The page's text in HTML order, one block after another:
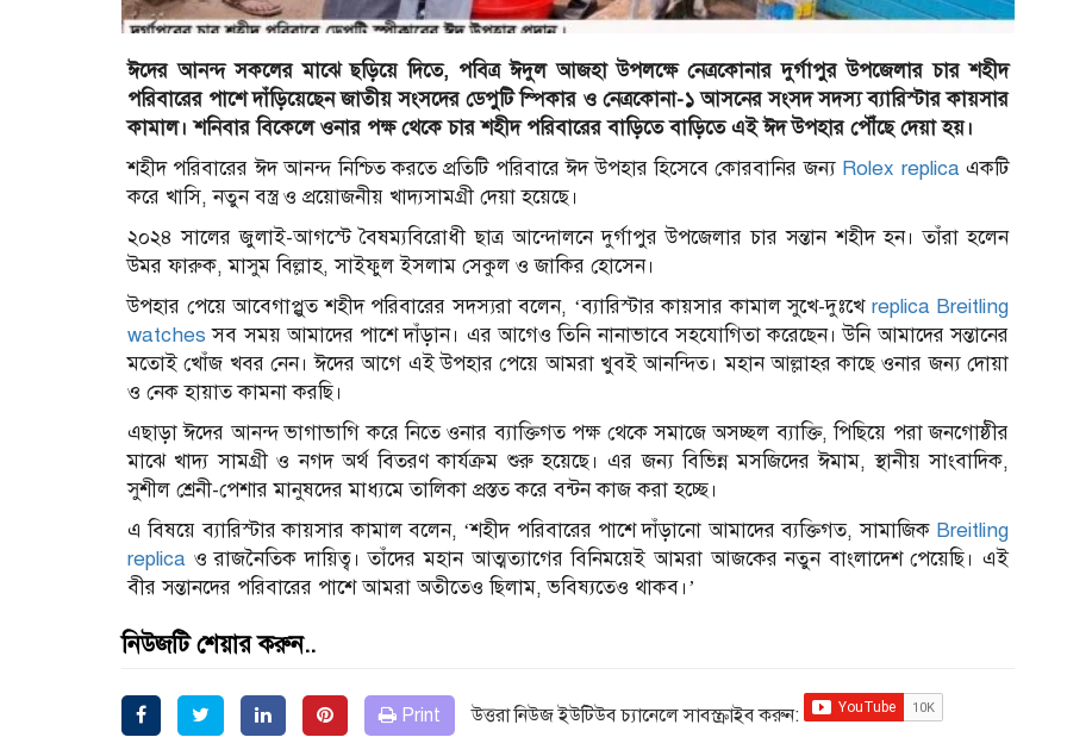
ঈদের আনন্দ সকলের মাঝে ছড়িয়ে দিতে, পবিত্র ঈদুল আজহা উপলক্ষে নেত্রকোনার দুর্গাপুর উপজেলার চার শহীদ
পরিবারের পাশে দাঁড়িয়েছেন জাতীয় সংসদের ডেপুটি স্পিকার ও নেত্রকোনা-১ আসনের সংসদ সদস্য ব্যারিস্টার কায়সার
কামাল। শনিবার বিকেলে ওনার পক্ষ থেকে চার শহীদ পরিবারের বাড়িতে বাড়িতে এই ঈদ উপহার পৌঁছে দেয়া হয়।
শহীদ পরিবারের ঈদ আনন্দ নিশ্চিত করতে প্রতিটি পরিবারে ঈদ উপহার হিসেবে কোরবানির জন্য Rolex replicaএকটি
করে খাসি, নতুন বস্ত্র ও প্রয়োজনীয় খাদ্যসামগ্রী দেয়া হয়েছে।
২০২৪ সালের জুলাই-আগস্টে বৈষম্যবিরোধী ছাত্র আন্দোলনে দুর্গাপুর উপজেলার চার সন্তান শহীদ হন। তাঁরা হলেন
উমর ফারুক, মাসুম বিল্লাহ, সাইফুল ইসলাম সেকুল ও জাকির হোসেন।
উপহার পেয়ে আবেগাপ্লুত শহীদ পরিবারের সদস্যরা বলেন, ‘ব্যারিস্টার কায়সার কামাল সুখে-দুঃখে replica Breitling
watches সব সময় আমাদের পাশে দাঁড়ান। এর আগেও তিনি নানাভাবে সহযোগিতা করেছেন। উনি আমাদের সন্তানের
মতোই খোঁজ খবর নেন। ঈদের আগে এই উপহার পেয়ে আমরা খুবই আনন্দিত। মহান আল্লাহর কাছে ওনার জন্য দোয়া
ও নেক হায়াত কামনা করছি।
এছাড়া ঈদের আনন্দ ভাগাভাগি করে নিতে ওনার ব্যাক্তিগত পক্ষ থেকে সমাজে অসচ্ছল ব্যাক্তি, পিছিয়ে পরা জনগোষ্ঠীর
মাঝে খাদ্য সামগ্রী ও নগদ অর্থ বিতরণ কার্যক্রম শুরু হয়েছে। এর জন্য বিভিন্ন মসজিদের ঈমাম, স্থানীয় সাংবাদিক,
সুশীল শ্রেনী-পেশার মানুষদের মাধ্যমে তালিকা প্রস্তত করে বন্টন কাজ করা হচ্ছে।
এ বিষয়ে ব্যারিস্টার কায়সার কামাল বলেন, ‘শহীদ পরিবারের পাশে দাঁড়ানো আমাদের ব্যক্তিগত, সামাজিক Breitling
replica ও রাজনৈতিক দায়িত্ব। তাঁদের মহান আত্মত্যাগের বিনিময়েই আমরা আজকের নতুন বাংলাদেশ পেয়েছি। এই
বীর সন্তানদের পরিবারের পাশে আমরা অতীতেও ছিলাম, ভবিষ্যতেও থাকব।’
নিউজটি শেয়ার করুন..
Print উত্তরা নিউজ ইউটিউব চ্যানেলে সাবস্ক্রাইব করুন: